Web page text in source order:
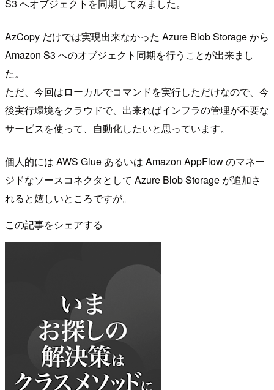
S3 へオブジェクトを同期してみました。
AzCopy だけでは実現出来なかった Azure Blob Storage から
Amazon S3 へのオブジェクト同期を行うことが出来まし
た。
ただ、今回はローカルでコマンドを実行しただけなので、今
後実行環境をクラウドで、出来ればインフラの管理が不要な
サービスを使って、自動化したいと思っています。
個人的には AWS Glue あるいは Amazon AppFlow のマネー
ジドなソースコネクタとして Azure Blob Storage が追加さ
れると嬉しいところですが。
この記事をシェアする